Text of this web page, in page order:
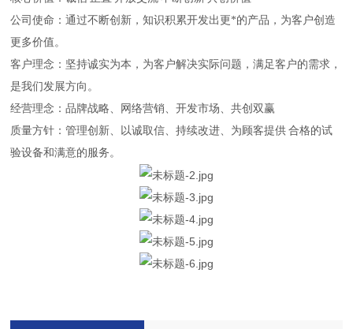
公司使命：通过不断创新，知识积累开发出更*的产品，为客户创造
更多价值。
客户理念：坚持诚实为本，为客户解决实际问题，满足客户的需求，
是我们发展方向。
经营理念：品牌战略、网络营销、开发市场、共创双赢
质量方针：管理创新、以诚取信、持续改进、为顾客提供 合格的试
验设备和满意的服务。